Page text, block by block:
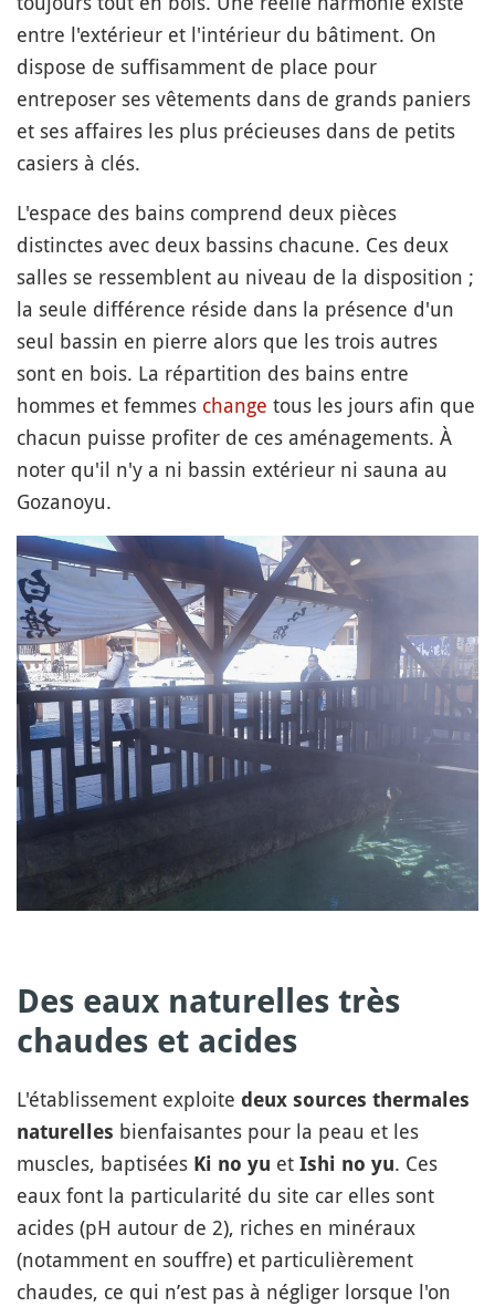
entre l'extérieur et l'intérieur du bâtiment. On
dispose de suffisamment de place pour
entreposer ses vêtements dans de grands paniers
et ses affaires les plus précieuses dans de petits
casiers à clés.
L'espace des bains comprend deux pièces
distinctes avec deux bassins chacune. Ces deux
salles se ressemblent au niveau de la disposition ;
la seule différence réside dans la présence d'un
seul bassin en pierre alors que les trois autres
sont en bois. La répartition des bains entre
hommes et femmes change tous les jours afin que
chacun puisse profiter de ces aménagements. À
noter qu'il n'y a ni bassin extérieur ni sauna au
Gozanoyu.
Des eaux naturelles très
chaudes et acides
L'établissement exploite deux sources thermales
naturelles bienfaisantes pour la peau et les
muscles, baptisées Ki no yu et Ishi no yu. Ces
eaux font la particularité du site car elles sont
acides (pH autour de 2), riches en minéraux
(notamment en souffre) et particulièrement
chaudes, ce qui n’est pas à négliger lorsque l'on